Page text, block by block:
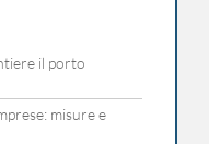
il porto
misure e